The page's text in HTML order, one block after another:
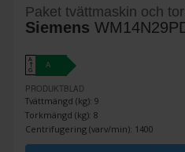
Paket tvättmaskin och
Siemens
A
↑
G
A
PRODUKTBLAD
Tvättmängd (kg): 9
Torkmängd (kg): 8
Centrifugering (varv/min): 1400